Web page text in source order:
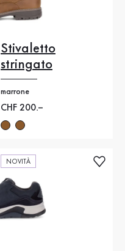
Stivaletto
stringato
marrone
Nuovo prezzo
CHF 200.–
NOVITÀ